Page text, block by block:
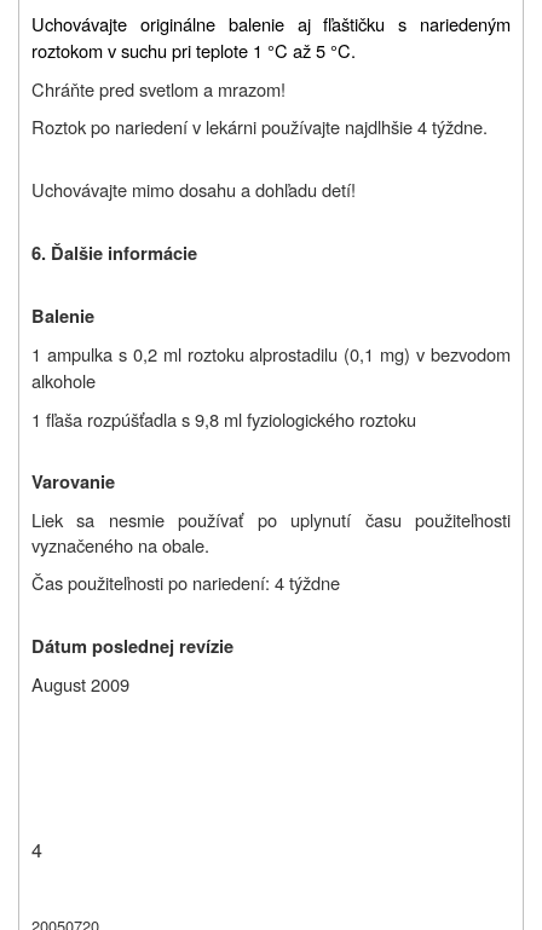
Uchovávajte originálne balenie aj fľaštičku s nariedeným
roztokom v suchu pri teplote 1 °C až 5 °C.
Chráňte pred svetlom a mrazom!
Roztok po nariedení v lekárni používajte najdlhšie 4 týždne.
Uchovávajte mimo dosahu a dohľadu detí!
6. Ďalšie informácie
Balenie
1 ampulka s 0,2 ml roztoku alprostadilu (0,1 mg) v bezvodom
alkohole
1 fľaša rozpúšťadla s 9,8 ml fyziologického roztoku
Varovanie
Liek sa nesmie používať po uplynutí času použiteľnosti
vyznačeného na obale.
Čas použiteľnosti po nariedení: 4 týždne
Dátum poslednej revízie
August 2009
4